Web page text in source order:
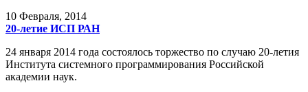
10 Февраля, 2014
20-летие ИСП РАН
24 января 2014 года состоялось торжество по случаю 20-летия
Института системного программирования Российской
академии наук.